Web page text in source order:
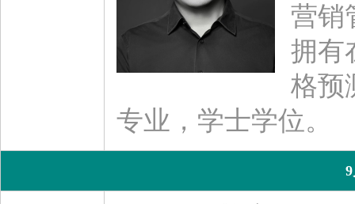
营销
拥有
格预
专业，学士学位。